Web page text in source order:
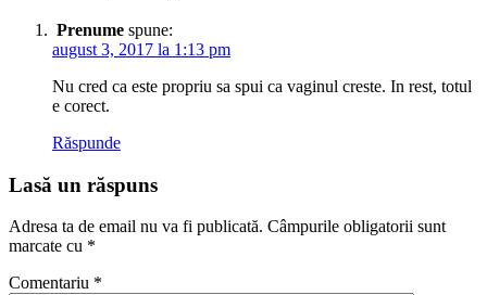
Prenume spune:
august 3, 2017 la 1:13 pm
Nu cred ca este propriu sa spui ca vaginul creste. In rest, totul
e corect.
Răspunde
Lasă un răspuns
Adresa ta de email nu va fi publicată. Câmpurile obligatorii sunt
marcate cu *
Comentariu *